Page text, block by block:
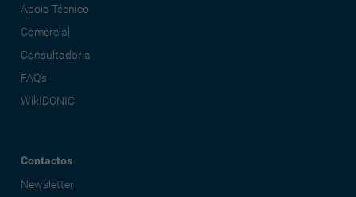
Apoio Técnico
Comercial
Consultadoria
FAQ's
WikIDONIC
Contactos
Newsletter